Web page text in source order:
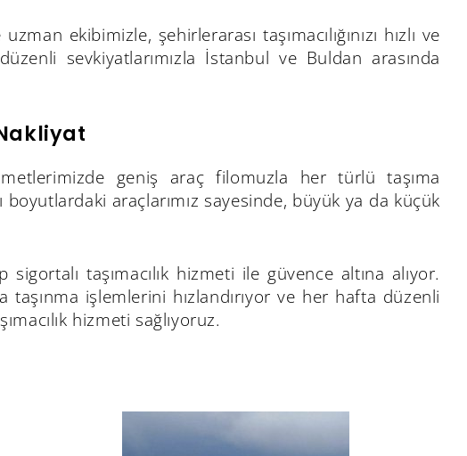
ekibimizle, şehirlerarası taşımacılığınızı hızlı ve
sevkiyatlarımızla İstanbul ve Buldan arasında
geniş araç filomuzla her türlü taşıma
araçlarımız sayesinde, büyük ya da küçük
taşımacılık hizmeti ile güvence altına alıyor.
taşınma işlemlerini hızlandırıyor ve her hafta düzenli
hizmeti sağlıyoruz.